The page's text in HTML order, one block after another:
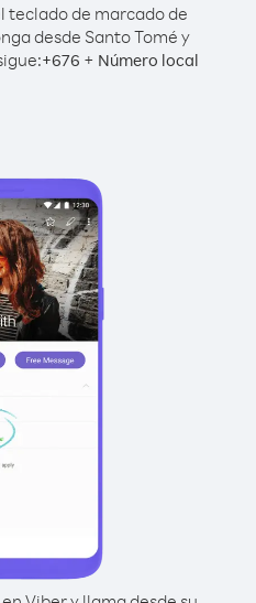
teclado de marcado de
desde Santo Tomé y
+676 + Número local